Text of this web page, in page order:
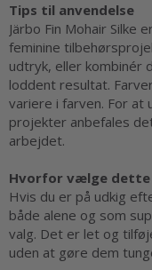
Tips til anvendelse
Järbo Fin Mohair
feminine
udtryk, eller kombinér
loddent resultat.
variere i farven. For at
projekter anbefales
arbejdet.
Hvorfor vælge dette
Hvis du er på udkig
både alene og som
valg. Det er let og
uden at gøre dem